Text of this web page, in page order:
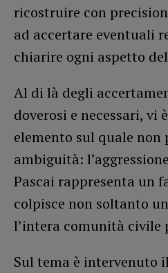
ricostruire con
ad accertare eventuali
chiarire ogni aspetto
Al di là degli
doverosi e necessari, vi
elemento sul quale non
ambiguità:
Pascai rappresenta un
colpisce non soltanto
l’intera comunità civile
Sul tema è intervenuto